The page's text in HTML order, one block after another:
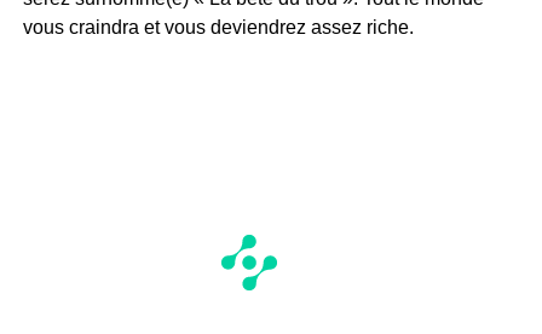
vous craindra et vous deviendrez assez riche.